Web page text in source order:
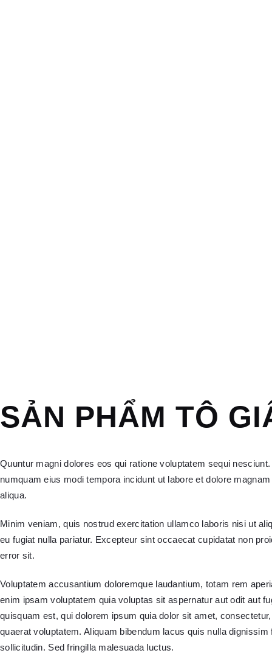
SẢN PHẨM TÔ
Quuntur magni dolores eos qui ratione voluptatem sequi
numquam eius modi tempora incidunt ut labore et dolore
aliqua.
Minim veniam, quis nostrud exercitation ullamco laboris nisi ut
eu fugiat nulla pariatur. Excepteur sint occaecat cupidatat non
error sit.
Voluptatem accusantium doloremque laudantium, totam rem
enim ipsam voluptatem quia voluptas sit aspernatur aut odit aut
quisquam est, qui dolorem ipsum quia dolor sit amet,
quaerat voluptatem. Aliquam bibendum lacus quis nulla
sollicitudin. Sed fringilla malesuada luctus.